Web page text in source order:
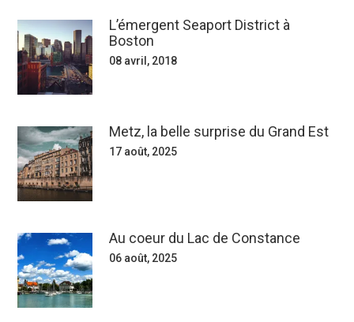
L’émergent Seaport District à
Boston
08 avril, 2018
Metz, la belle surprise du Grand Est
17 août, 2025
Au coeur du Lac de Constance
06 août, 2025